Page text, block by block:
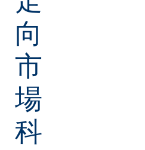
向
市
場
科